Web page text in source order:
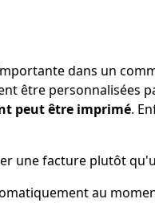
dans un
être personnalisées
peut être imprimé.
une facture plutôt
au